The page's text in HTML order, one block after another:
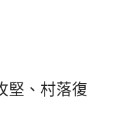
堅、村落復